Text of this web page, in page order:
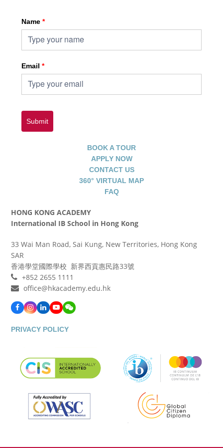
Name *
Email *
Submit
BOOK A TOUR
APPLY NOW
CONTACT US
360° VIRTUAL MAP
FAQ
HONG KONG ACADEMY
International IB School in Hong Kong
33 Wai Man Road, Sai Kung, New Territories, Hong Kong
SAR
香港學堂國際學校 新界西貢惠民路33號
+852 2655 1111
office@hkacademy.edu.hk
Facebook
Instagram
LinkedIn
YouTubeWeChat
PRIVACY POLICY